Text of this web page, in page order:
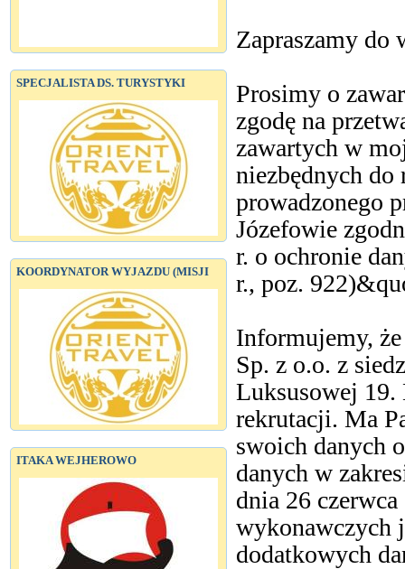
SPECJALISTA DS. TURYSTYKI
KOORDYNATOR WYJAZDU (MISJI
ITAKA WEJHEROWO
Zapraszamy do
Prosimy o
zgodę na
zawartych w
niezbędnych do
prowadzonego
Józefowie
r. o ochronie
r., poz.
Informujemy,
Sp. z o.o. z
Luksusowej 19.
rekrutacji. Ma
swoich danych
danych w
dnia 26
wykonawczych
dodatkowych